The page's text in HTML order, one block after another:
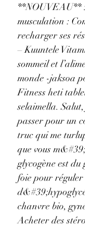
**NOUVEAU**
musculation :
recharger ses
– Kuuntele
sommeil et
monde -jaksoa
Fitness heti
selaimella.
passer pour un
truc qui me
que vous
glycogène est du
foie pour réguler
chanvre bio,
Acheter des